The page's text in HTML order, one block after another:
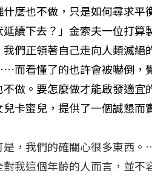
麼也不做，只是如何尋求平
續下去？」金索夫一位打算
們正領著自己走向人類滅絕
而看懂了的也許會被嚇倒，
做。要怎麼做才能啟發適宜
卡蜜兒，提供了一個誠懇而
是，我們的確關心很多東西
對我這個年齡的人而言，並